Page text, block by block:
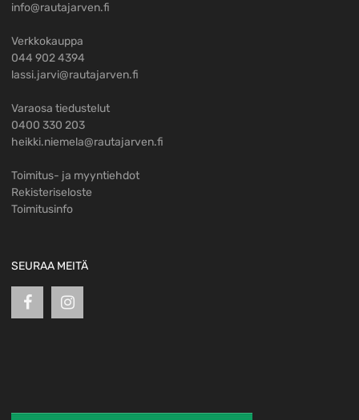
info@rautajarven.fi
Verkkokauppa
044 902 4394
lassi.jarvi@rautajarven.fi
Varaosa tiedustelut
0400 330 203
heikki.niemela@rautajarven.fi
Toimitus- ja myyntiehdot
Rekisteriseloste
Toimitusinfo
SEURAA MEITÄ